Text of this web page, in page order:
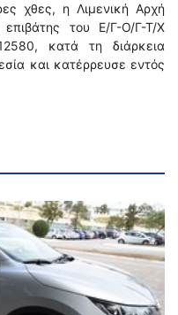
χθες, η Λιμενική Αρχή
του Ε/Γ-Ο/Γ-Τ/Χ
κατά τη διάρκεια
και κατέρρευσε εντός